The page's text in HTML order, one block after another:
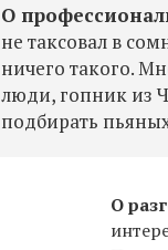
О
не таксовал в
ничего такого.
люди, гопник из
подбирать
О